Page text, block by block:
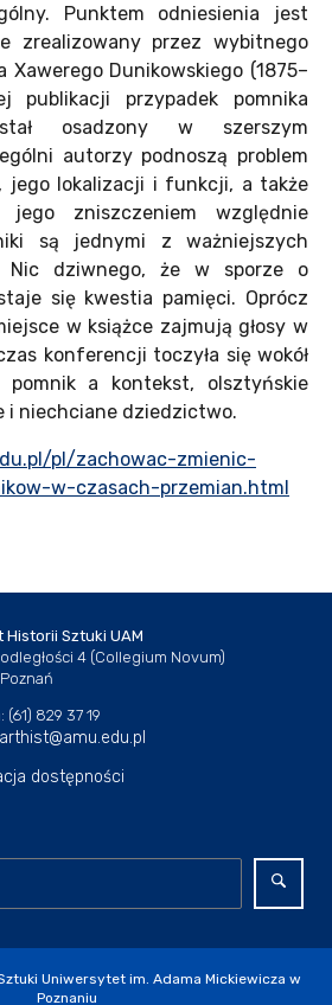
Punktem odniesienia jest
zrealizowany przez wybitnego
Xawerego Dunikowskiego (1875–
publikacji przypadek pomnika
osadzony w szerszym
autorzy podnoszą problem
jego lokalizacji i funkcji, a także
zniszczeniem względnie
są jednymi z ważniejszych
Nic dziwnego, że w sporze o
się kwestia pamięci. Oprócz
w książce zajmują głosy w
konferencji toczyła się wokół
pomnik a kontekst, olsztyńskie
i niechciane dziedzictwo.
pl/zachowac-zmienic-
w-czasach-przemian.html
Sztuki UAM
4 (Collegium Novum)
(61) 829 37 19
arthist@amu.edu.pl
dostępności
Uniwersytet im. Adama Mickiewicza w
Poznaniu